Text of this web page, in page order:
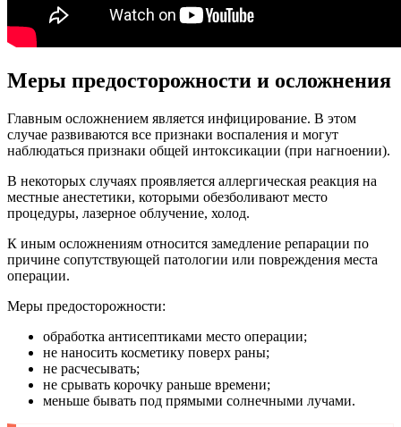
Меры предосторожности и осложнения
Главным осложнением является инфицирование. В этом
случае развиваются все признаки воспаления и могут
наблюдаться признаки общей интоксикации (при нагноении).
В некоторых случаях проявляется аллергическая реакция на
местные анестетики, которыми обезболивают место
процедуры, лазерное облучение, холод.
К иным осложнениям относится замедление репарации по
причине сопутствующей патологии или повреждения места
операции.
Меры предосторожности:
обработка антисептиками место операции;
не наносить косметику поверх раны;
не расчесывать;
не срывать корочку раньше времени;
меньше бывать под прямыми солнечными лучами.